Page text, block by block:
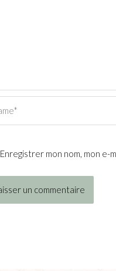
Enregistrer mon nom, mon e-